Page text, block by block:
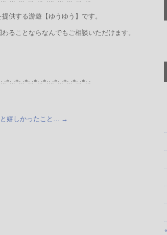
供する游遊【ゆうゆう】です。
ることならなんでもご相談いただけます。
嬉しかったこと… →